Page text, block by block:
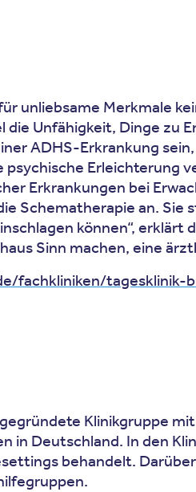
unliebsame Merkmale
Unfähigkeit, Dinge zu
ADHS-Erkrankung
Erleichterung
Erkrankungen bei
Schematherapie an. Sie
können“,
Sinn machen, eine
fachkliniken/tagesklinik-
Klinikgruppe
Deutschland. In den
behandelt.